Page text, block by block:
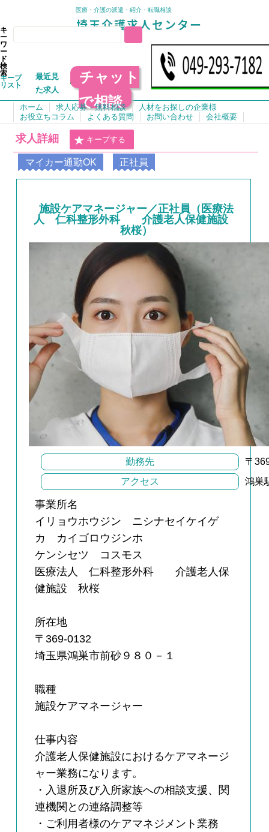
医療・介護の派遣・紹介・転職相談
キ
ー
ワ
ー
ド
検
索
キープ
リスト
最近見
た求人
チャット
で相談
ホーム 求人応募・無料相談
人材をお探しの企業様
お役立ちコラム
よくある質問 お問い合わせ 会社概要
求人詳細 キープする
マイカー通勤OK 正社員
施設ケアマネージャー／正社員（医療法
人 仁科整形外科 介護老人保健施設
秋桜）
勤務先
〒
アクセス
鴻巣
事業所名
イリョウホウジン ニシナセイケイゲ
カ カイゴロウジンホ
ケンシセツ コスモス
医療法人 仁科整形外科 介護老人保
健施設 秋桜
所在地
〒369-0132
埼玉県鴻巣市前砂９８０－１
職種
施設ケアマネージャー
仕事内容
介護老人保健施設におけるケアマネージ
ャー業務になります。
・入退所及び入所家族への相談支援、関
連機関との連絡調整等
・ご利用者様のケアマネジメント業務